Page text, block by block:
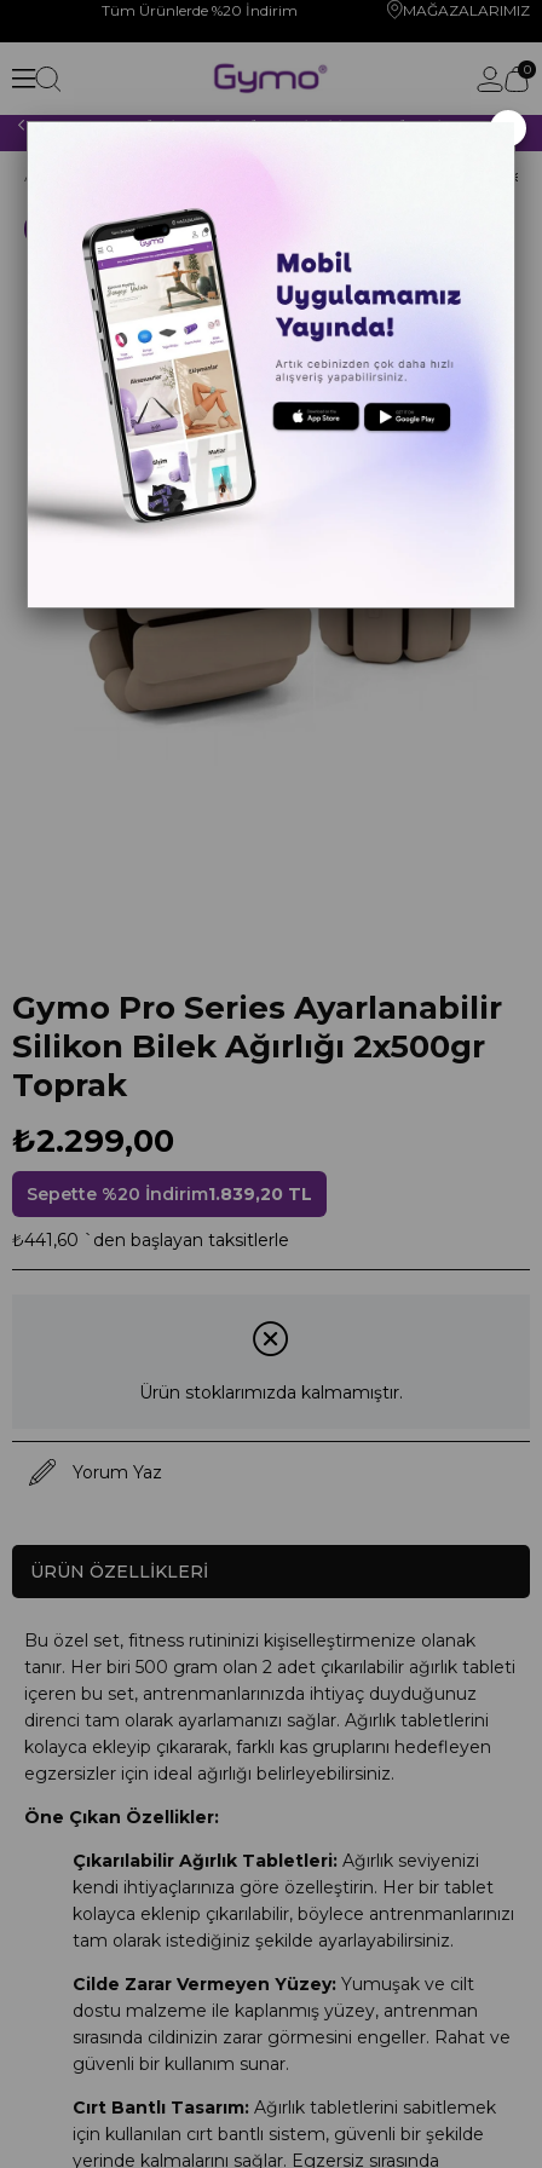
Tüm Ürünlerde %20 İndirim MAĞAZALARIMIZ
0
2000 TL VE ÜZERİ YAPACAĞINIZ TÜM ALIŞVERİŞLERİNİZDE KARGO ÜCRETSİZ!
Anasayfa
Kargo Bedava
Gymo Pro Series Ayarlanabilir
Silikon Bilek Ağırlığı 2x500gr
Toprak
₺2.299,00
Sepette %20 İndirim1.839,20 TL
₺441,60 `den başlayan taksitlerle
Ürün stoklarımızda kalmamıştır.
Yorum Yaz
ÜRÜN ÖZELLIKLERI
Bu özel set, fitness rutininizi kişiselleştirmenize olanak
tanır. Her biri 500 gram olan 2 adet çıkarılabilir ağırlık tableti
içeren bu set, antrenmanlarınızda ihtiyaç duyduğunuz
direnci tam olarak ayarlamanızı sağlar. Ağırlık tabletlerini
kolayca ekleyip çıkararak, farklı kas gruplarını hedefleyen
egzersizler için ideal ağırlığı belirleyebilirsiniz.
Öne Çıkan Özellikler:
Çıkarılabilir Ağırlık Tabletleri: Ağırlık seviyenizi
kendi ihtiyaçlarınıza göre özelleştirin. Her bir tablet
kolayca eklenip çıkarılabilir, böylece antrenmanlarınızı
tam olarak istediğiniz şekilde ayarlayabilirsiniz.
Cilde Zarar Vermeyen Yüzey: Yumuşak ve cilt
dostu malzeme ile kaplanmış yüzey, antrenman
sırasında cildinizin zarar görmesini engeller. Rahat ve
güvenli bir kullanım sunar.
Cırt Bantlı Tasarım: Ağırlık tabletlerini sabitlemek
için kullanılan cırt bantlı sistem, güvenli bir şekilde
yerinde kalmalarını sağlar. Egzersiz sırasında